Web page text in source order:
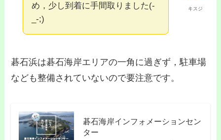
キスジ
め，少し到着に手間取りました(-
_-;)
碁石浜は碁石海岸エリアの一角に過ぎず，駐車場
なども整備されていないので要注意です。
碁石海岸インフォメーションセン
ター